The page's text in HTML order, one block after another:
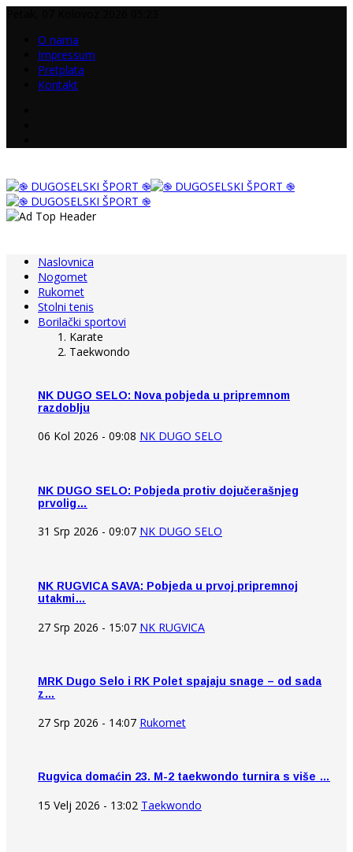
O nama
Impressum
Pretplata
Kontakt
Naslovnica
Nogomet
Rukomet
Stolni tenis
Borilački sportovi
Karate
Taekwondo
NK DUGO SELO: Nova pobjeda u pripremnom
razdoblju
06 Kol 2026 - 09:08 NK DUGO SELO
NK DUGO SELO: Pobjeda protiv dojučerašnjeg
prvolig…
31 Srp 2026 - 09:07 NK DUGO SELO
NK RUGVICA SAVA: Pobjeda u prvoj pripremnoj
utakmi…
27 Srp 2026 - 15:07 NK RUGVICA
MRK Dugo Selo i RK Polet spajaju snage – od sada
z…
27 Srp 2026 - 14:07 Rukomet
Rugvica domaćin 23. M-2 taekwondo turnira s više …
15 Velj 2026 - 13:02 Taekwondo